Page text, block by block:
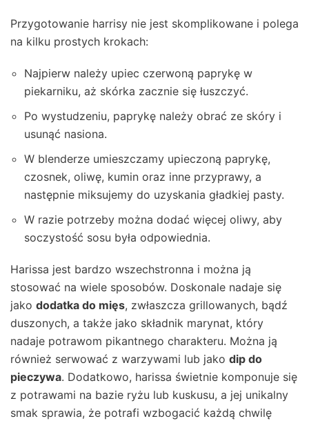
Przygotowanie harrisy nie jest skomplikowane i polega
na kilku prostych krokach:
Najpierw należy upiec czerwoną paprykę w
piekarniku, aż skórka zacznie się łuszczyć.
Po wystudzeniu, paprykę należy obrać ze skóry i
usunąć nasiona.
W blenderze umieszczamy upieczoną paprykę,
czosnek, oliwę, kumin oraz inne przyprawy, a
następnie miksujemy do uzyskania gładkiej pasty.
W razie potrzeby można dodać więcej oliwy, aby
soczystość sosu była odpowiednia.
Harissa jest bardzo wszechstronna i można ją
stosować na wiele sposobów. Doskonale nadaje się
jako dodatka do mięs, zwłaszcza grillowanych, bądź
duszonych, a także jako składnik marynat, który
nadaje potrawom pikantnego charakteru. Można ją
również serwować z warzywami lub jako dip do
pieczywa. Dodatkowo, harissa świetnie komponuje się
z potrawami na bazie ryżu lub kuskusu, a jej unikalny
smak sprawia, że potrafi wzbogacić każdą chwilę